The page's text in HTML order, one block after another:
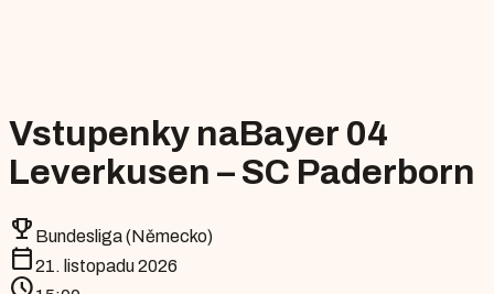
Vstupenky naBayer 04
Leverkusen – SC Paderborn
emoji_events Bundesliga (Německo)
calendar_today21. listopadu 2026